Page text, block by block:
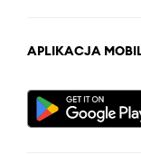
APLIKACJA